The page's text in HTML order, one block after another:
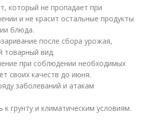
который не пропадает при
и не красит остальные продукты
блюда.
после сбора урожая,
товарный вид.
при соблюдении необходимых
своих качеств до июня.
заболеваний и атакам
к грунту и климатическим условиям.